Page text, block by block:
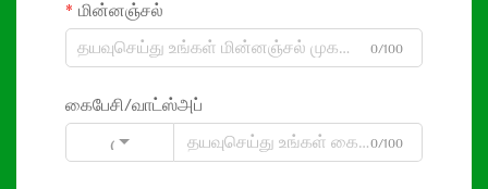
மின்னஞ்சல்
0/100
கைபேசி/வாட்ஸ்அப்
Code 0/100